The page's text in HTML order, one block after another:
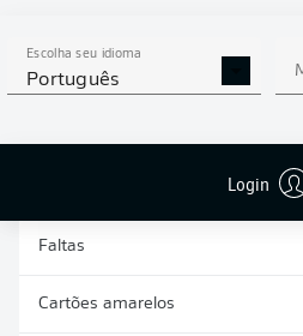
Escolha seu idioma
Português
Login
Faltas
Cartões amarelos